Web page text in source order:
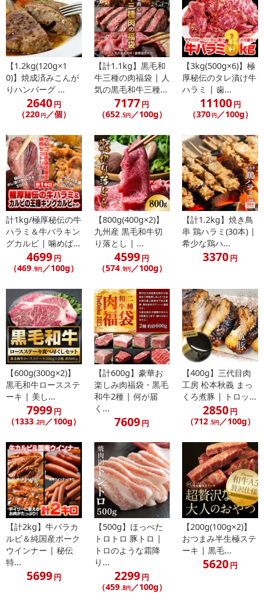
【1.2kg(120g×1
0)】焼成済みこんが
りハンバーグ ...
2640円
（220 円／個）
【計1.1kg】黒毛和
牛三種の肉福袋 | 人
気の黒毛和牛三種...
7177円
（652.5円／100g）
【3kg(500g×6)】極
厚秘伝のタレ漬け牛
ハラミ | 歯...
11100円
（370 円／100g）
計1kg/極厚秘伝の牛
ハラミ＆牛バラキン
グカルビ | 噛めば...
4699円
（469 .9円 ／100g）
【800g(400g×2)】
九州産 黒毛和牛切
り落とし | ...
4599円
（574 .9円／100g）
【計1.2kg】焼き鳥
串 鶏ハラミ(30本) |
希少な鶏ハ...
3370円
【600g(300g×2)】
黒毛和牛ロースステ
ーキ | 美し...
7999円
（1333.2円／100g）
【計600g】豪華お
楽しみ肉福袋・黒毛
和牛2種 | 何が届
く...
7609円
【400g】三代目肉
工房 松本秋義 まっ
くろ煮豚 | トロッ...
2850円
（712.5円／100g）
【計2kg】牛バラカ
ルビ＆純国産ポーク
ウインナー | 秘伝
特...
5699円
【500g】ほっぺた
トロトロ 豚トロ |
トロのような霜降
り...
2299円
（459.8円／100g）
【200g(100g×2)】
おつまみ半生極ステ
ーキ | 黒毛...
5620円